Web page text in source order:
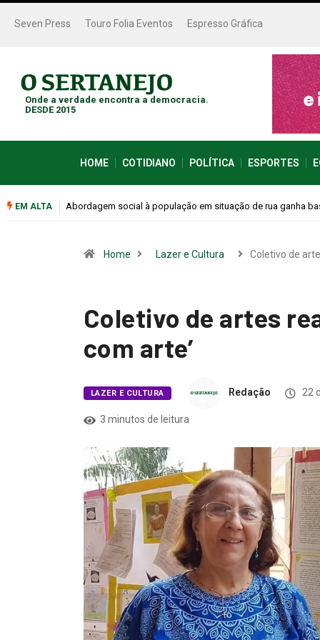
Seven Press Touro Folia Eventos Espresso Gráfica
Onde a verdade encontra a democracia.
DESDE 2015
HOME COTIDIANO POLÍTICA ESPORTES
EM ALTA Cemitérios terão horário especial e missas no Dia dos Pais
Home Lazer e Cultura Coletivo de
Coletivo de artes
com arte’
LAZER E CULTURA Redação 22
3 minutos de leitura